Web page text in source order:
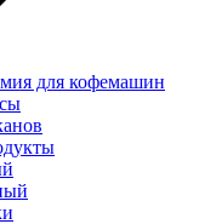
для кофемашин